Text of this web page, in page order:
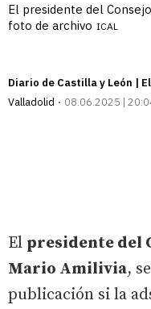
El presidente del
foto de archivo ICAL
Diario de Castilla y León |
Valladolid
08.06.2025 |
El presidente del
Mario Amilivia,
publicación si la